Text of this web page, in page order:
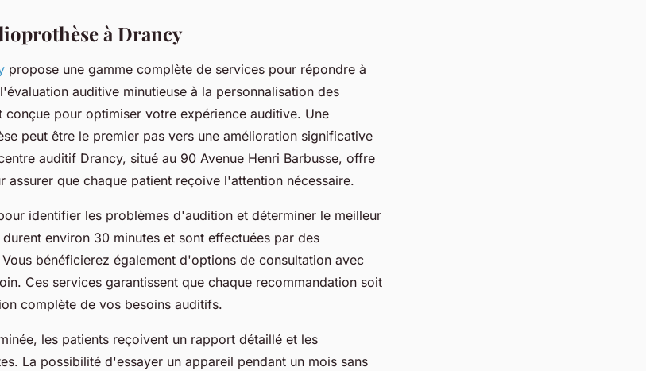
à Drancy
propose une gamme complète de services pour répondre à
auditive minutieuse à la personnalisation des
conçue pour optimiser votre expérience auditive. Une
peut être le premier pas vers une amélioration significative
auditif Drancy, situé au 90 Avenue Henri Barbusse, offre
assurer que chaque patient reçoive l'attention nécessaire.
identifier les problèmes d'audition et déterminer le meilleur
environ 30 minutes et sont effectuées par des
bénéficierez également d'options de consultation avec
Ces services garantissent que chaque recommandation soit
complète de vos besoins auditifs.
les patients reçoivent un rapport détaillé et les
La possibilité d'essayer un appareil pendant un mois sans